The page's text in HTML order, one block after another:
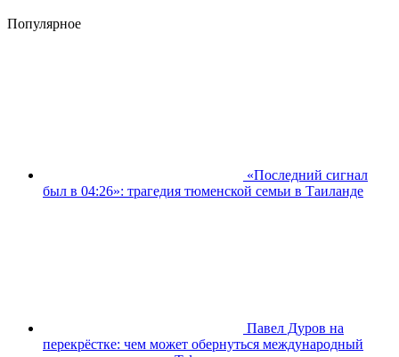
Популярное
«Последний сигнал
был в 04:26»: трагедия тюменской семьи в Таиланде
Павел Дуров на
перекрёстке: чем может обернуться международный